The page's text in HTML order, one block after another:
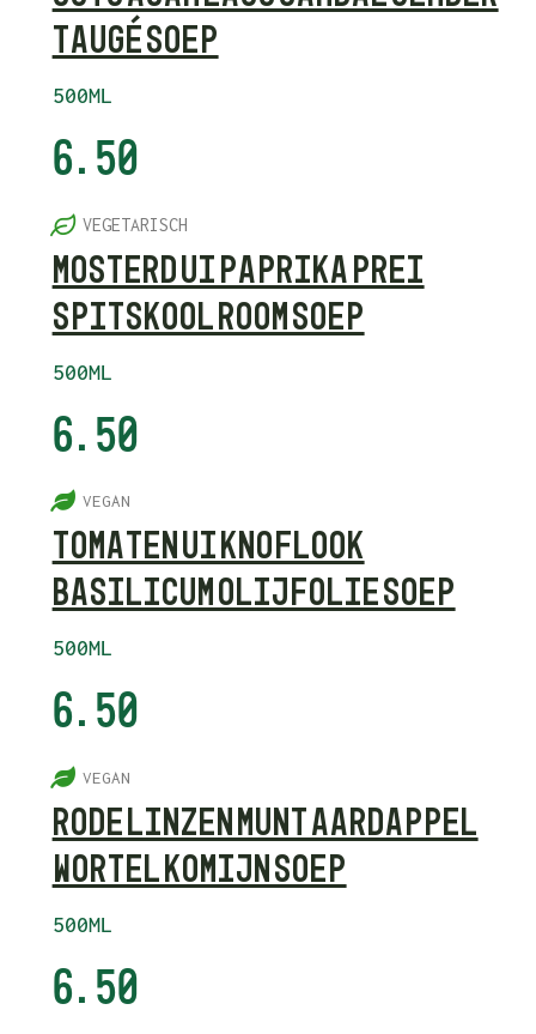
TAUGÉ SOEP
500ML
6.50
6VEGETARISCH
MOSTERD UI PAPRIKA PREI
SPITSKOOL ROOM SOEP
500ML
6.50
5VEGAN
TOMATEN UI KNOFLOOK
BASILICUM OLIJFOLIE SOEP
500ML
6.50
5VEGAN
RODE LINZEN MUNT AARDAPPEL
WORTEL KOMIJN SOEP
500ML
6.50